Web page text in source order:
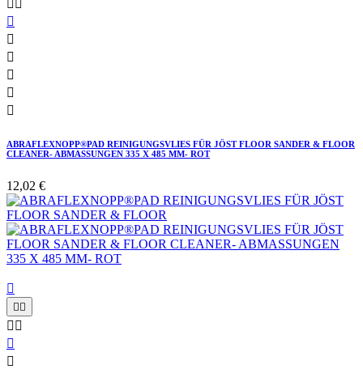
 






ABRAFLEXNOPP®PAD REINIGUNGSVLIES FÜR JÖST FLOOR SANDER & FLOOR
CLEANER- ABMASSUNGEN 335 X 485 MM- ROT
12,02 €

 
 

